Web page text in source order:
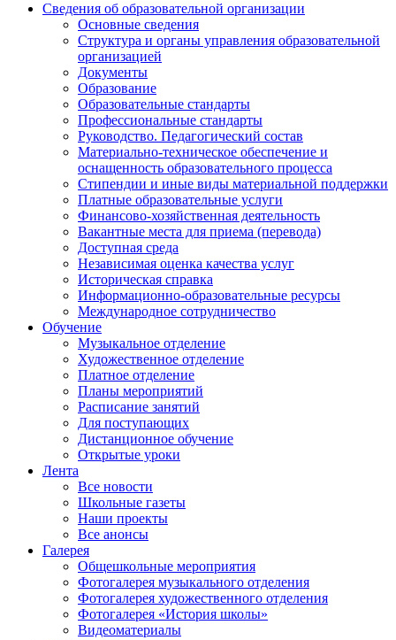
Сведения об образовательной организации
Основные сведения
Структура и органы управления образовательной
организацией
Документы
Образование
Образовательные стандарты
Профессиональные стандарты
Руководство. Педагогический состав
Материально-техническое обеспечение и
оснащенность образовательного процесса
Стипендии и иные виды материальной поддержки
Платные образовательные услуги
Финансово-хозяйственная деятельность
Вакантные места для приема (перевода)
Доступная среда
Независимая оценка качества услуг
Историческая справка
Информационно-образовательные ресурсы
Международное сотрудничество
Обучение
Музыкальное отделение
Художественное отделение
Платное отделение
Планы мероприятий
Расписание занятий
Для поступающих
Дистанционное обучение
Открытые уроки
Лента
Все новости
Школьные газеты
Наши проекты
Все анонсы
Галерея
Общешкольные мероприятия
Фотогалерея музыкального отделения
Фотогалерея художественного отделения
Фотогалерея «История школы»
Видеоматериалы